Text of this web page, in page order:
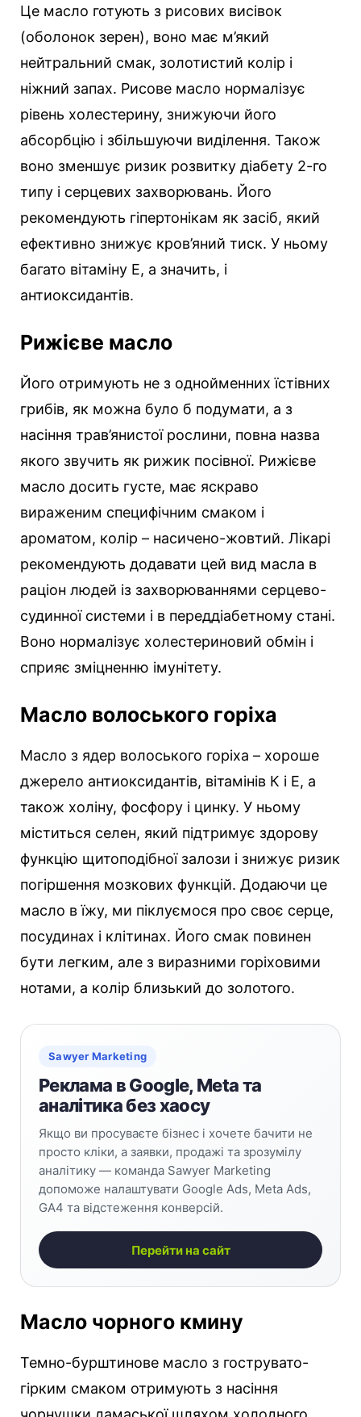
Це масло готують з рисових висівок
(оболонок зерен), воно має м’який
нейтральний смак, золотистий колір і
ніжний запах. Рисове масло нормалізує
рівень холестерину, знижуючи його
абсорбцію і збільшуючи виділення. Також
воно зменшує ризик розвитку діабету 2-го
типу і серцевих захворювань. Його
рекомендують гіпертонікам як засіб, який
ефективно знижує кров’яний тиск. У ньому
багато вітаміну Е, а значить, і
антиоксидантів.
Рижієве масло
Його отримують не з однойменних їстівних
грибів, як можна було б подумати, а з
насіння трав’янистої рослини, повна назва
якого звучить як рижик посівної. Рижієве
масло досить густе, має яскраво
вираженим специфічним смаком і
ароматом, колір – насичено-жовтий. Лікарі
рекомендують додавати цей вид масла в
раціон людей із захворюваннями серцево-
судинної системи і в переддіабетному стані.
Воно нормалізує холестериновий обмін і
сприяє зміцненню імунітету.
Масло волоського горіха
Масло з ядер волоського горіха – хороше
джерело антиоксидантів, вітамінів К і Е, а
також холіну, фосфору і цинку. У ньому
міститься селен, який підтримує здорову
функцію щитоподібної залози і знижує ризик
погіршення мозкових функцій. Додаючи це
масло в їжу, ми піклуємося про своє серце,
посудинах і клітинах. Його смак повинен
бути легким, але з виразними горіховими
нотами, а колір близький до золотого.
Sawyer Marketing
Реклама в Google, Meta та
аналітика без хаосу
Якщо ви просуваєте бізнес і хочете бачити не
просто кліки, а заявки, продажі та зрозумілу
аналітику — команда Sawyer Marketing
допоможе налаштувати Google Ads, Meta Ads,
GA4 та відстеження конверсій.
Перейти на сайт
Масло чорного кмину
Темно-бурштинове масло з гострувато-
гірким смаком отримують з насіння